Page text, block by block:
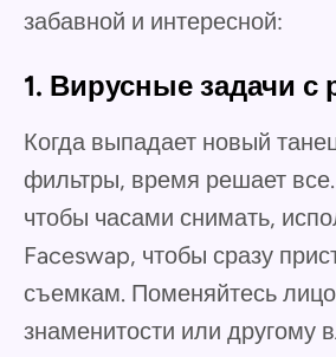
забавной и интересной:
1. Вирусные задачи с
Когда выпадает новый
фильтры, время решает
чтобы часами снимать,
Faceswap, чтобы сразу
съемкам. Поменяйтесь
знаменитости или другому